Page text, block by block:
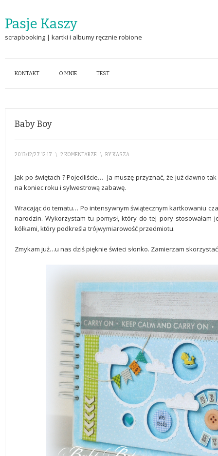
Pasje Kaszy
scrapbooking | kartki i albumy ręcznie robione
KONTAKT O MNIE TEST
Baby Boy
2013/12/27 12:17 \ 2 KOMENTARZE \ BYKASZA
Jak po świętach ? Pojedliście… Ja muszę przyznać, że już dawno
na koniec roku i sylwestrową zabawę.
Wracając do tematu… Po intensywnym świątecznym kartkowaniu
narodzin. Wykorzystam tu pomysł, który do tej pory stosowałam
kółkami, który podkreśla trójwymiarowość przedmiotu.
Zmykam już…u nas dziś pięknie świeci słonko. Zamierzam